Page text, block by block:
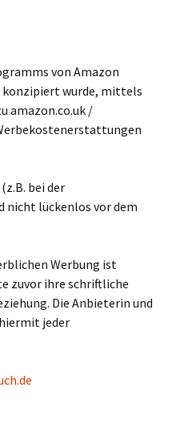
von Amazon
konzipiert wurde, mittels
amazon.co.uk /
bei der
nicht lückenlos vor dem
Werbung ist
zuvor ihre schriftliche
Die Anbieterin und
jeder